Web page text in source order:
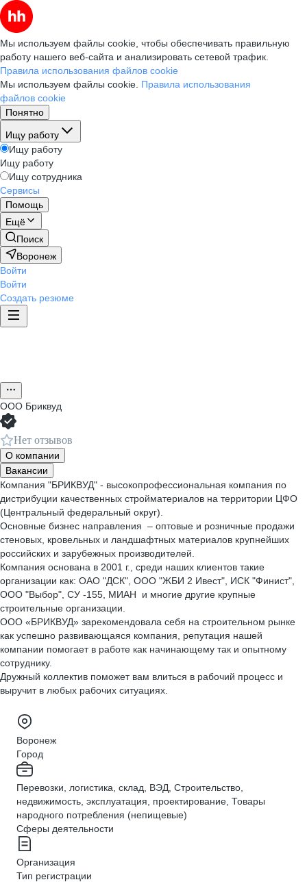
Мы используем файлы cookie, чтобы обеспечивать правильную
работу нашего веб-сайта и анализировать сетевой трафик.
Правила использования файлов cookie
Мы используем файлы cookie. Правила использования
файлов cookie
Понятно
Ищу работу
Ищу работу
Ищу работу
Ищу сотрудника
Сервисы
Помощь
Ещё
Поиск
Воронеж
Войти
Войти
Создать резюме
ООО Бриквуд
Нет отзывов
О компании
Вакансии
Компания "БРИКВУД" - высокопрофессиональная компания по
дистрибуции качественных стройматериалов на территории ЦФО
(Центральный федеральный округ).
Основные бизнес направления – оптовые и розничные продажи
стеновых, кровельных и ландшафтных материалов крупнейших
российских и зарубежных производителей.
Компания основана в 2001 г., среди наших клиентов такие
организации как: ОАО "ДСК", ООО "ЖБИ 2 Ивест", ИСК "Финист",
ООО "Выбор", СУ -155, МИАН и многие другие крупные
строительные организации.
ООО «БРИКВУД» зарекомендовала себя на строительном рынке
как успешно развивающаяся компания, репутация нашей
компании помогает в работе как начинающему так и опытному
сотруднику.
Дружный коллектив поможет вам влиться в рабочий процесс и
выручит в любых рабочих ситуациях.
Воронеж
Город
Перевозки, логистика, склад, ВЭД, Строительство,
недвижимость, эксплуатация, проектирование, Товары
народного потребления (непищевые)
Сферы деятельности
Организация
Тип регистрации